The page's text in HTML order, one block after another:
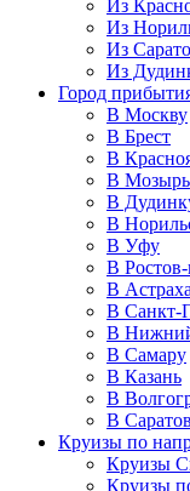
Из
Из
Из
Из
Город
В Москву
В Брест
В
В Мозырь
В
В
В Уфу
В
В
В Санкт-
В
В Самару
В Казань
В
В Саратов
Круизы по
Круизы
Круизы